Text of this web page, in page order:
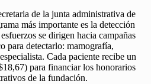
de la junta administrativa de
más importante es la detección
se dirigen hacia campañas
para detectarlo: mamografía,
Cada paciente recibe un
para financiar los honorarios
de la fundación.